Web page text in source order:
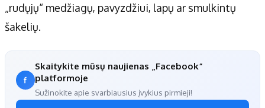
„rudųjų“ medžiagų, pavyzdžiui, lapų ar smulkintų
šakelių.
Skaitykite mūsų naujienas „Facebook“
platformoje
Sužinokite apie svarbiausius įvykius pirmieji!